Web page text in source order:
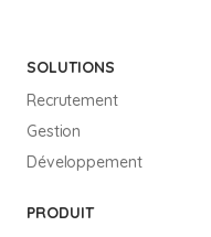
SOLUTIONS
Recrutement
Gestion
Développement
PRODUIT